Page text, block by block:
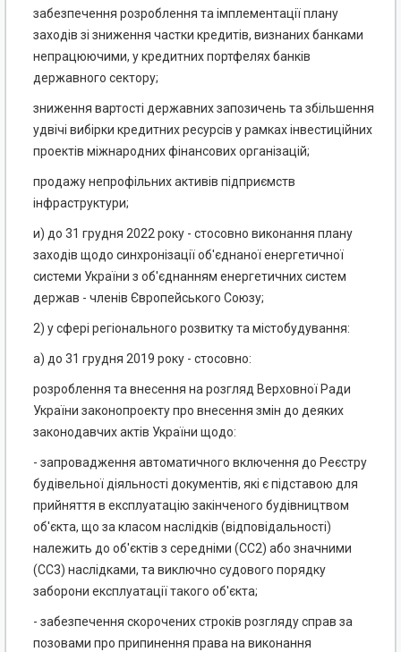
забезпечення розроблення та імплементації плану
заходів зі зниження частки кредитів, визнаних банками
непрацюючими, у кредитних портфелях банків
державного сектору;
зниження вартості державних запозичень та збільшення
удвічі вибірки кредитних ресурсів у рамках інвестиційних
проектів міжнародних фінансових організацій;
продажу непрофільних активів підприємств
інфраструктури;
и) до 31 грудня 2022 року - стосовно виконання плану
заходів щодо синхронізації об'єднаної енергетичної
системи України з об'єднанням енергетичних систем
держав - членів Європейського Союзу;
2) у сфері регіонального розвитку та містобудування:
а) до 31 грудня 2019 року - стосовно:
розроблення та внесення на розгляд Верховної Ради
України законопроекту про внесення змін до деяких
законодавчих актів України щодо:
- запровадження автоматичного включення до Реєстру
будівельної діяльності документів, які є підставою для
прийняття в експлуатацію закінченого будівництвом
об'єкта, що за класом наслідків (відповідальності)
належить до об'єктів з середніми (СС2) або значними
(СС3) наслідками, та виключно судового порядку
заборони експлуатації такого об'єкта;
- забезпечення скорочених строків розгляду справ за
позовами про припинення права на виконання